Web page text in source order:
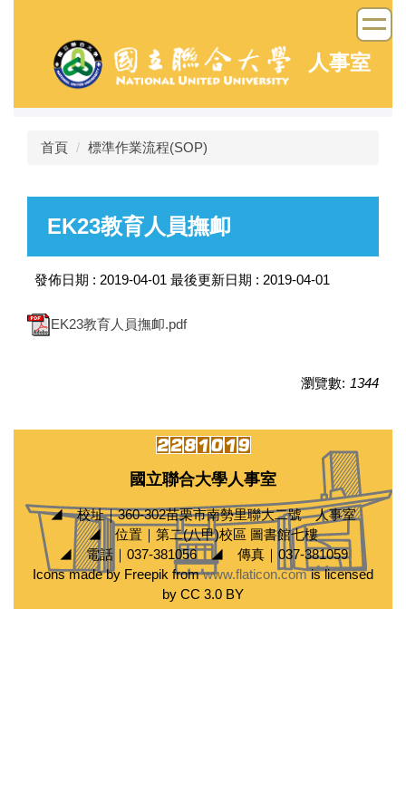
容
人事室
首頁 標準作業流程(SOP)
EK23教育人員撫卹
發佈日期 : 2019-04-01 最後更新日期 : 2019-04-01
EK23教育人員撫卹.pdf
瀏覽數: 1344
國立聯合大學人事室
◢ 校址｜360-302苗栗市南勢里聯大二號 人事室
◢ 位置｜第二(八甲)校區 圖書館七樓
◢ 電話｜037-381056 ◢ 傳真｜037-381059
Icons made by Freepik fromwww.flaticon.comis licensed
by CC 3.0 BY